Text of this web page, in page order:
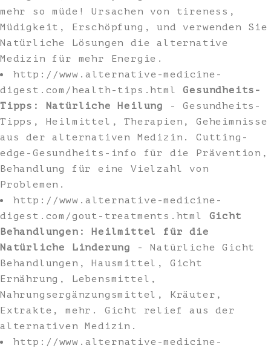
mehr so müde! Ursachen von tireness,
Müdigkeit, Erschöpfung, und verwenden Sie
Natürliche Lösungen die alternative
Medizin für mehr Energie.
http://www.alternative-medicine-
digest.com/health-tips.htmlGesundheits-
Tipps: Natürliche Heilung
- Gesundheits-
Tipps, Heilmittel, Therapien, Geheimnisse
aus der alternativen Medizin. Cutting-
edge-Gesundheits-info für die Prävention,
Behandlung für eine Vielzahl von
Problemen.
http://www.alternative-medicine-
digest.com/gout-treatments.html Gicht
Behandlungen: Heilmittel für die
Natürliche Linderung
- Natürliche Gicht
Behandlungen, Hausmittel, Gicht
Ernährung, Lebensmittel,
Nahrungsergänzungsmittel, Kräuter,
Extrakte, mehr. Gicht relief aus der
alternativen Medizin.
http://www.alternative-medicine-